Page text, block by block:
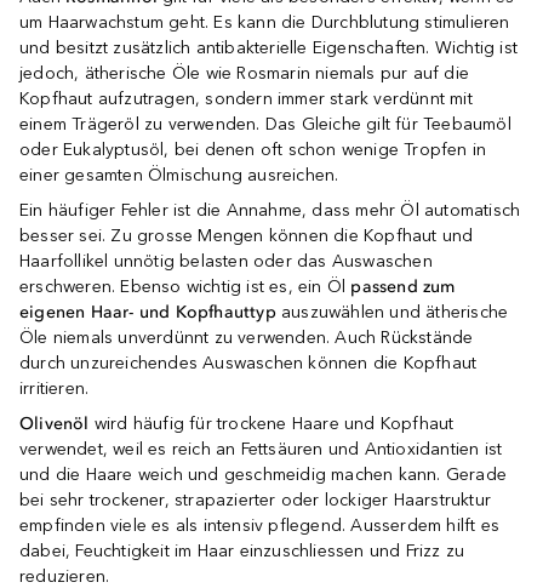
um Haarwachstum geht. Es kann die Durchblutung stimulieren
und besitzt zusätzlich antibakterielle Eigenschaften. Wichtig ist
jedoch, ätherische Öle wie Rosmarin niemals pur auf die
Kopfhaut aufzutragen, sondern immer stark verdünnt mit
einem Trägeröl zu verwenden. Das Gleiche gilt für Teebaumöl
oder Eukalyptusöl, bei denen oft schon wenige Tropfen in
einer gesamten Ölmischung ausreichen.
Ein häufiger Fehler ist die Annahme, dass mehr Öl automatisch
besser sei. Zu grosse Mengen können die Kopfhaut und
Haarfollikel unnötig belasten oder das Auswaschen
erschweren. Ebenso wichtig ist es, ein Öl passend zum
eigenen Haar- und Kopfhauttypauszuwählen und ätherische
Öle niemals unverdünnt zu verwenden. Auch Rückstände
durch unzureichendes Auswaschen können die Kopfhaut
irritieren.
Olivenöl wird häufig für trockene Haare und Kopfhaut
verwendet, weil es reich an Fettsäuren und Antioxidantien ist
und die Haare weich und geschmeidig machen kann. Gerade
bei sehr trockener, strapazierter oder lockiger Haarstruktur
empfinden viele es als intensiv pflegend. Ausserdem hilft es
dabei, Feuchtigkeit im Haar einzuschliessen und Frizz zu
reduzieren.